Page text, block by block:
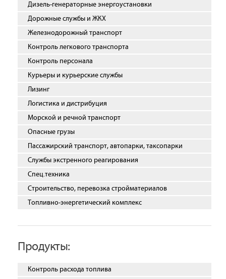
Дизель-генераторные энергоустановки
Дорожные службы и ЖКХ
Железнодорожный транспорт
Контроль легкового транспорта
Контроль персонала
Курьеры и курьерские службы
Лизинг
Логистика и дистрибуция
Морской и речной транспорт
Опасные грузы
Пассажирский транспорт, автопарки, таксопарки
Службы экстренного реагирования
Спец.техника
Строительство, перевозка стройматериалов
Топливно-энергетический комплекс
Продукты:
Контроль расхода топлива